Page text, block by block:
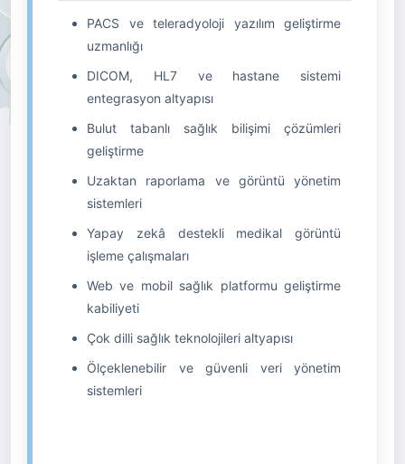
PACS ve teleradyoloji yazılım geliştirme
uzmanlığı
DICOM, HL7 ve hastane sistemi
entegrasyon altyapısı
Bulut tabanlı sağlık bilişimi çözümleri
geliştirme
Uzaktan raporlama ve görüntü yönetim
sistemleri
Yapay zekâ destekli medikal görüntü
işleme çalışmaları
Web ve mobil sağlık platformu geliştirme
kabiliyeti
Çok dilli sağlık teknolojileri altyapısı
Ölçeklenebilir ve güvenli veri yönetim
sistemleri